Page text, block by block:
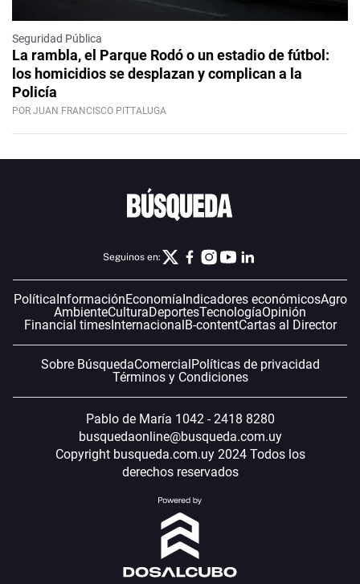
Seguridad Pública
La rambla, el Parque Rodó o un estadio de fútbol:
los homicidios se desplazan y complican a la
Policía
POR JUAN FRANCISCO PITTALUGA
Seguinos en:
Política InformaciónEconomía Indicadores económicosAgro
AmbienteCulturaDeportesTecnologíaOpinión
Financial timesInternacional B-contentCartas al Director
Sobre BúsquedaComercial Políticas de privacidad
Términos y Condiciones
Pablo de María 1042 - 2418 8280
busquedaonline@busqueda.com.uy
Copyright busqueda.com.uy 2024 Todos los
derechos reservados